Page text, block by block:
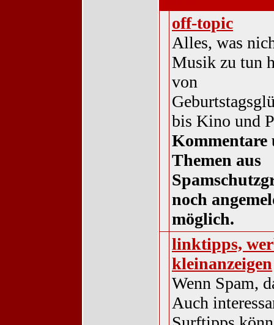
off-topic
Alles, was
Musik zu tun
von
bis Kino und
Kommentare
Themen aus
noch
möglich.
linktipps,
kleinanzeigen
Wenn Spam,
Auch